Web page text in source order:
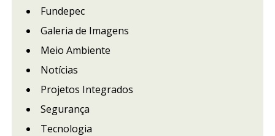
Fundepec
Galeria de Imagens
Meio Ambiente
Notícias
Projetos Integrados
Segurança
Tecnologia